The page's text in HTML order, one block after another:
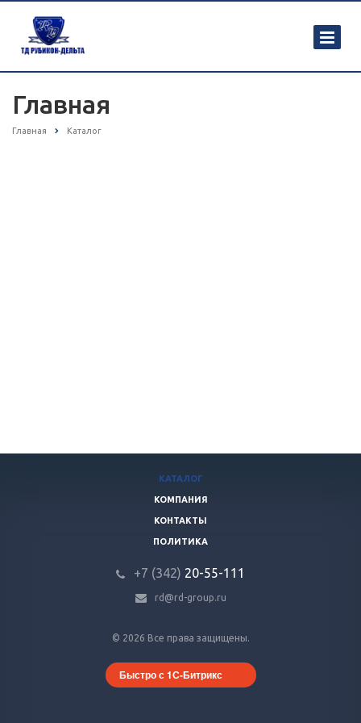
Главная
Главная Каталог
© 2026 Все права защищены.
Быстро с 1С-Битрикс
КАТАЛОГ
КОМПАНИЯ
КОНТАКТЫ
ПОЛИТИКА
+7 (342) 20-55-111
rd@rd-group.ru